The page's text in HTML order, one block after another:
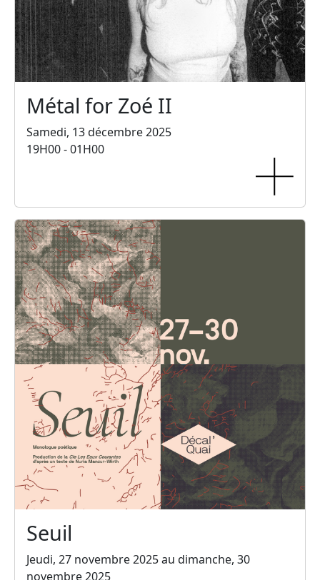
Métal for Zoé II
Samedi, 13 décembre 2025
19H00 - 01H00
Seuil
Jeudi, 27 novembre 2025 au dimanche, 30
novembre 2025